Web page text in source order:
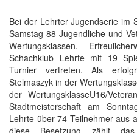
Bei der Lehrter Jugendserie im
Samstag 88 Jugendliche und
Wertungsklassen.
Schachklub Lehrte mit 19
Turnier vertreten. Als
Stelmaszyk in der
der WertungsklasseU16/
Stadtmeisterschaft am
Lehrte über 74 Teilnehmer aus
diese Besetzung zählt